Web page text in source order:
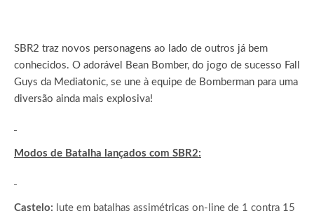
SBR2 traz novos personagens ao lado de outros já bem
conhecidos. O adorável Bean Bomber, do jogo de sucesso Fall
Guys da Mediatonic, se une à equipe de Bomberman para uma
diversão ainda mais explosiva!
Modos de Batalha lançados com SBR2:
Castelo: lute em batalhas assimétricas on-line de 1 contra 15